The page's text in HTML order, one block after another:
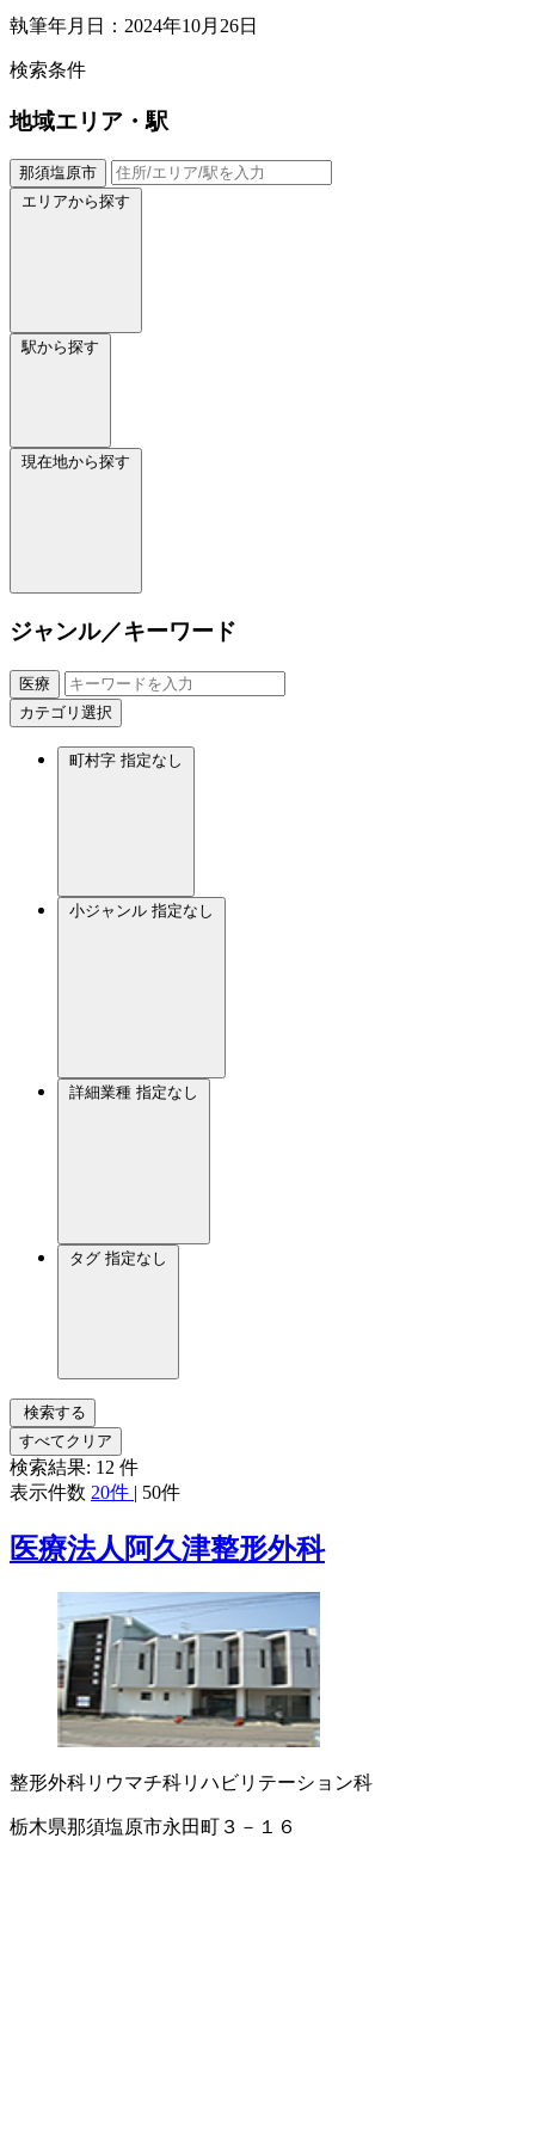
執筆年月日：2024年10月26日
検索条件
地域エリア・駅
那須塩原市
エリアから探す
駅から探す
現在地から探す
ジャンル／キーワード
医療
カテゴリ選択
町村字 指定なし
小ジャンル 指定なし
詳細業種 指定なし
タグ 指定なし
検索する
すべてクリア
検索結果: 12 件
表示件数 20件 | 50件
医療法人阿久津整形外科
整形外科リウマチ科リハビリテーション科
栃木県那須塩原市永田町３－１６